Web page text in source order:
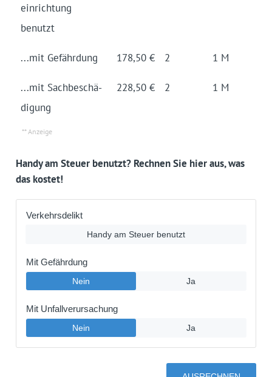
einrich­tung
benutzt
...mit Gefähr­dung 178,50 € 2 1 M
...mit Sach­beschä­
digung
228,50 € 2 1 M
Handy am Steuer benutzt? Rechnen Sie hier aus, was
das kostet!